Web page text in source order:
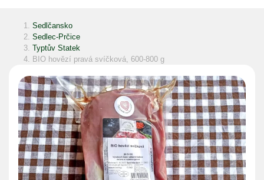
Sedlčansko
Sedlec-Prčice
Typtův Statek
BIO hovězí pravá svíčková, 600-800 g